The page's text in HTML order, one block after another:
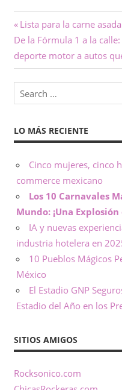
Navegación
de
entradas
Previous
Post:
Lista para la carne
Next
Post:
De la Fórmula 1 a la
deporte motor a autos
LO MÁS RECIENTE
Cinco mujeres, cinco
commerce mexicano
Los 10 Carnavales
Mundo: ¡Una
IA y nuevas
industria hotelera en
10 Pueblos Mágicos
México
El Estadio GNP
Estadio del Año en los
SITIOS AMIGOS
Rocksonico.com